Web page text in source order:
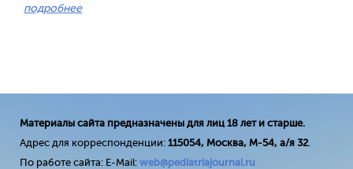
подробнее
Материалы сайта предназначены для лиц 18 лет и старше.
Адрес для корреспонденции: 115054, Москва, М-54, а/я 32.
По работе сайта: E-Mail: web@pediatriajournal.ru